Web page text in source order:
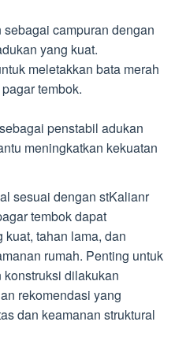
campuran dengan
yang kuat.
meletakkan bata merah
tembok.
penstabil adukan
meningkatkan kekuatan
sesuai dengan stKalianr
tembok dapat
tahan lama, dan
rumah. Penting untuk
dilakukan
rekomendasi yang
dan keamanan struktural